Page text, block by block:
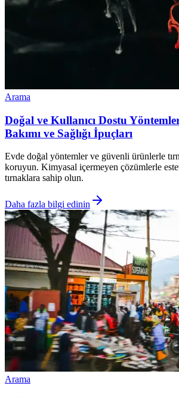
Arama
Doğal ve Kullanıcı Dostu
Bakımı ve Sağlığı İpuçları
Evde doğal yöntemler ve güvenli ürünlerle
koruyun. Kimyasal içermeyen çözümlerle
tırnaklara sahip olun.
Daha fazla bilgi edinin
Arama